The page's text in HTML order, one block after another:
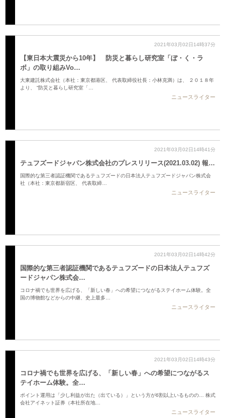
2021年03月02日14時37分
【東日本大震災から10年】 防災と暮らし研究室「ぼ・く・ラ
ボ」の取り組みVo…
大東建託株式会社（本社：東京都港区、 代表取締役社長：小林克満）は、 ２０１８年
より、 “防災と暮らし研究室「…
ニュースライター
2021年03月02日14時41分
テュフズードジャパン株式会社のプレスリリース(2021.03.02) 報…
国際的な第三者認証機関であるテュフズードの日本法人テュフズードジャパン株式会
社（本社：東京都新宿区、 代表取締…
ニュースライター
2021年03月02日14時42分
国際的な第三者認証機関であるテュフズードの日本法人テュフズ
ードジャパン株式会…
コロナ禍でも世界を広げる、「新しい春」への希望につながるステイホーム体験。全
国の博物館などからの中継、史上最多…
ニュースライター
2021年03月02日14時43分
コロナ禍でも世界を広げる、「新しい春」への希望につながるス
テイホーム体験。全…
ポイント運用は「少し利益が出た（出ている）」という方が6割以上いるものの… 株式
会社アイネット証券（本社所在地…
ニュースライター